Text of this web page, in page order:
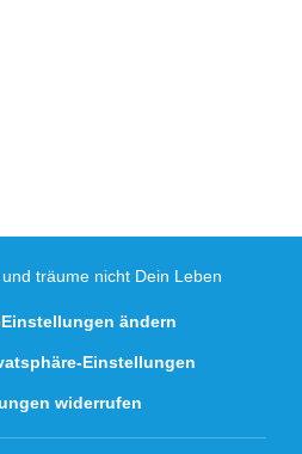
um einen Kommentar
träume nicht Dein Leben
ändern
Einstellungen
widerrufen